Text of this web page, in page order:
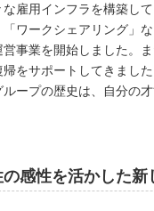
な雇用インフラを構築し
「ワークシェアリング」
営事業を開始しました。
をサポートしてきました
ループの歴史は、自分の
感性を活かした新